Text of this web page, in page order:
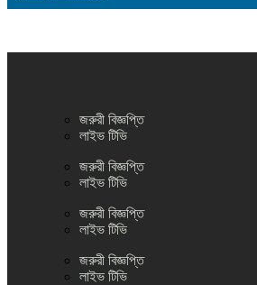
জরুরী বিজ্ঞপ্তি
লাইভ টিভি
জরুরী বিজ্ঞপ্তি
লাইভ টিভি
জরুরী বিজ্ঞপ্তি
লাইভ টিভি
জরুরী বিজ্ঞপ্তি
লাইভ টিভি